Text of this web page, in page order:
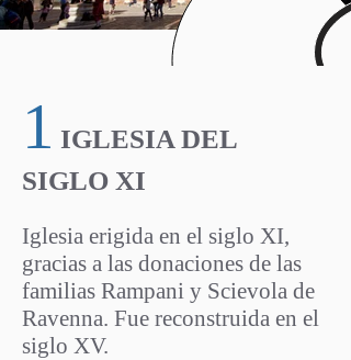
1 IGLESIA DEL
SIGLO XI
Iglesia erigida en el siglo XI,
gracias a las donaciones de las
familias Rampani y Scievola de
Ravenna. Fue reconstruida en el
siglo XV.